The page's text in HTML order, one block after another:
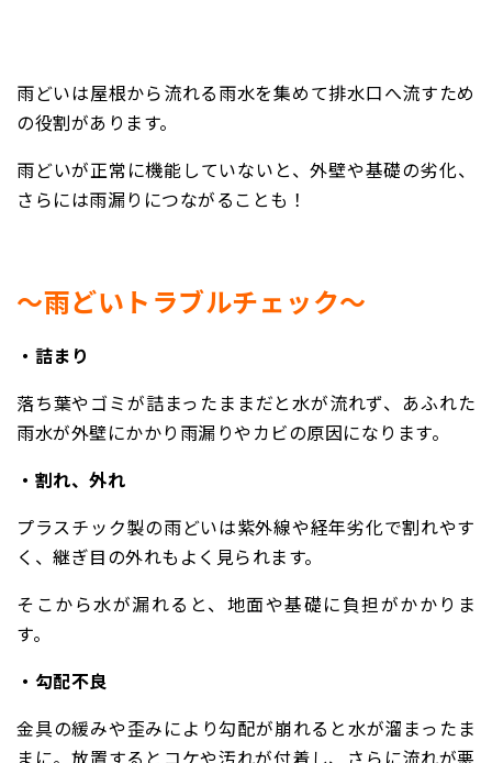
雨どいは屋根から流れる雨水を集めて排水口へ流すため
の役割があります。
雨どいが正常に機能していないと、外壁や基礎の劣化、
さらには雨漏りにつながることも！
～雨どいトラブルチェック～
・詰まり
落ち葉やゴミが詰まったままだと水が流れず、あふれた
雨水が外壁にかかり雨漏りやカビの原因になります。
・割れ、外れ
プラスチック製の雨どいは紫外線や経年劣化で割れやす
く、継ぎ目の外れもよく見られます。
そこから水が漏れると、地面や基礎に負担がかかりま
す。
・勾配不良
金具の緩みや歪みにより勾配が崩れると水が溜まったま
まに。放置するとコケや汚れが付着し、さらに流れが悪